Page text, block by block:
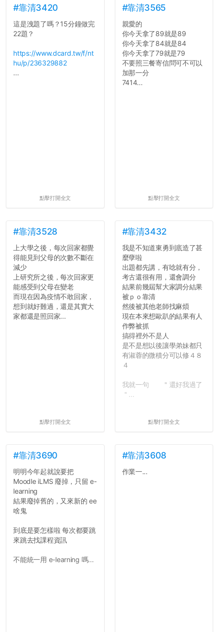
舍房間，都歡迎留言讓我知
道...
#靠清3420
這是洩題了嗎？15分鐘做完
22題？
https://www.dcard.tw/f/nt
hu/p/236329882
...
點擊打開全文
#靠清3565
親愛的
你今天拿了89就是89
你今天拿了84就是84
你今天拿了79就是79
不要照三餐寄信問可不可以
加那一分
7414...
點擊打開全文
#靠清3528
上大學之後，每次回家都覺
得能見到父母的次數不斷在
減少
上研究所之後，每次回家更
能感受到父母在變老
而現在因為疫情不敢回家，
想到就好難過，還是其實大
家都還是照回家...
點擊打開全文
#靠清3432
我是不知道東勇到底造了甚
麼孽啦
出題都先講，有唸就有分，
考古還很有用，還會調分
結果前幾屆幫大家調分結果
被ｐｏ靠清
然後被其他老師找麻煩
現在本來想歐趴的結果有人
作弊被抓
搞得裡外不是人
是不是想以後讓學弟妹都只
有淑蓉的微積分可以修４８
４
我就一句 ＂還好我過了
＂...
點擊打開全文
#靠清3690
明明今年起就說要把
Moodle iLMS 廢掉，只留 e-
learning
結果廢掉舊的，又來新的 ee
啥鬼
到底是要怎樣啦 每次都要跳
來跳去找課程資訊
不能統一用 e-learning 嗎...
#靠清3608
作業一...